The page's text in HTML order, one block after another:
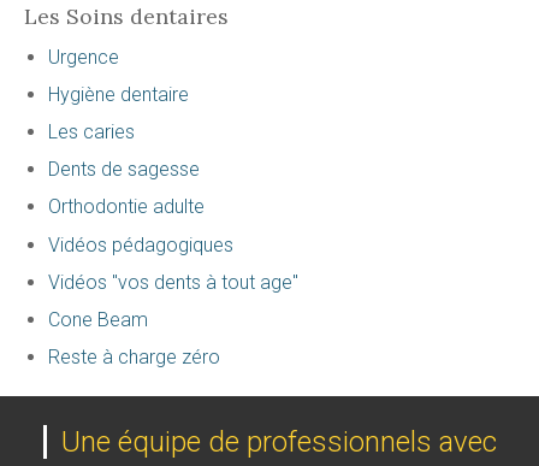
Les Soins dentaires
Urgence
Hygiène dentaire
Les caries
Dents de sagesse
Orthodontie adulte
Vidéos pédagogiques
Vidéos "vos dents à tout age"
Cone Beam
Reste à charge zéro
Une équipe de professionnels avec